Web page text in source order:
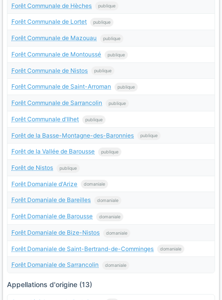
Forêt Communale de Hèches publique
Forêt Communale de Lortet publique
Forêt Communale de Mazouau publique
Forêt Communale de Montoussé publique
Forêt Communale de Nistos publique
Forêt Communale de Saint-Arroman publique
Forêt Communale de Sarrancolin publique
Forêt Communale d'Ilhet publique
Forêt de la Basse-Montagne-des-Baronnies publique
Forêt de la Vallée de Barousse publique
Forêt de Nistos publique
Forêt Domaniale d'Arize domaniale
Forêt Domaniale de Bareilles domaniale
Forêt Domaniale de Barousse domaniale
Forêt Domaniale de Bize-Nistos domaniale
Forêt Domaniale de Saint-Bertrand-de-Comminges domaniale
Forêt Domaniale de Sarrancolin domaniale
Appellations d'origine (13)